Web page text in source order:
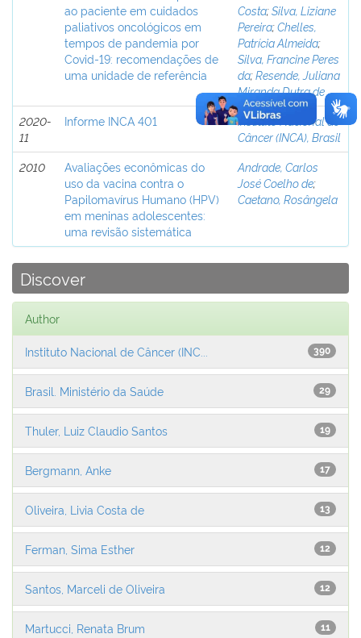
ao paciente em cuidados
paliativos oncológicos em
tempos de pandemia por
Covid-19: recomendações de
uma unidade de referência
Costa;Silva, Liziane
Pereira;Chelles,
Patrícia Almeida;
Silva, Francine Peres
da;Resende, Juliana
Miranda Dutra de
2020-
11
Informe INCA 401
Instituto Nacional de
Câncer (INCA), Brasil
2010
Avaliações econômicas do
uso da vacina contra o
Papilomavírus Humano (HPV)
em meninas adolescentes:
uma revisão sistemática
Andrade, Carlos
José Coelho de;
Caetano, Rosângela
Discover
Author
390
Instituto Nacional de Câncer (INC...
29
Brasil. Ministério da Saúde
19
Thuler, Luiz Claudio Santos
17
Bergmann, Anke
13
Oliveira, Livia Costa de
12
Ferman, Sima Esther
12
Santos, Marceli de Oliveira
11
Martucci, Renata Brum